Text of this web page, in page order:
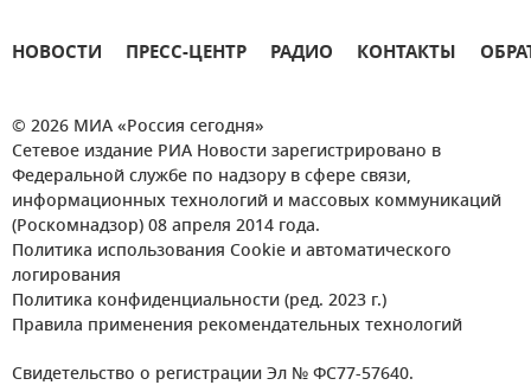
НОВОСТИ ПРЕСС-ЦЕНТР РАДИО КОНТАКТЫ
© 2026 МИА «Россия сегодня»
Сетевое издание РИА Новости зарегистрировано в
Федеральной службе по надзору в сфере связи,
информационных технологий и массовых коммуникаций
(Роскомнадзор) 08 апреля 2014 года.
Политика использования Cookie и автоматического
логирования
Политика конфиденциальности (ред. 2023 г.)
Правила применения рекомендательных технологий
Свидетельство о регистрации Эл № ФС77-57640.